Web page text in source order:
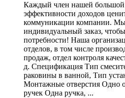
Каждый член нашей
эффективности доходов
коммуникации компании.
индивидуальный заказ,
потребности! Наша
отделов, в том числе
продаж, отдел контроля
д. Спецификация Тип
раковины в ванной, Тип
Монтажные отверстия Одно
ручек Одна ручка, ...